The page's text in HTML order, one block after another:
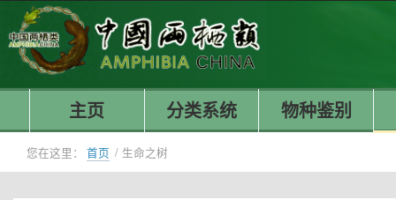
主页 分类系统 物种鉴别
您在这里： 首页 / 生命之树